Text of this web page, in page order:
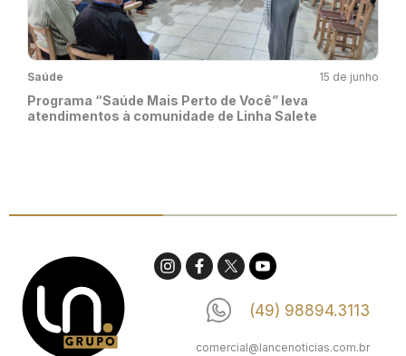
Saúde 15 de junho
Programa “Saúde Mais Perto de Você” leva
atendimentos à comunidade de Linha Salete
(49) 98894.3113
comercial@lancenoticias.com.br